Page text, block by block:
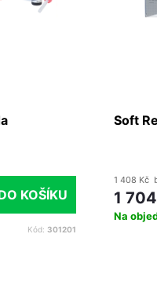
KOŠÍKU
Kód: 301201
Soft
1 408 Kč
1
Na